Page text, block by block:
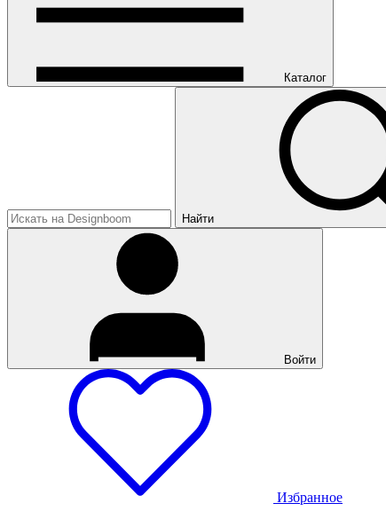
Каталог
Найти
Войти
Избранное